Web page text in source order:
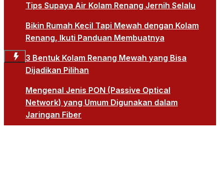
Tips Supaya Air Kolam Renang Jernih Selalu
Bikin Rumah Kecil Tapi Mewah dengan Kolam
Renang, Ikuti Panduan Membuatnya
3 Bentuk Kolam Renang Mewah yang Bisa
Dijadikan Pilihan
Mengenal Jenis PON (Passive Optical
Network) yang Umum Digunakan dalam
Jaringan Fiber